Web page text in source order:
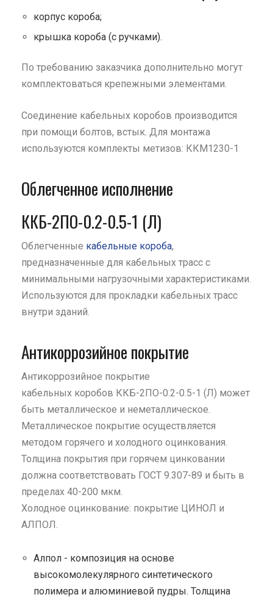
корпус короба;
крышка короба (с ручками).
По требованию заказчика дополнительно могут
комплектоваться крепежными элементами.
Соединение кабельных коробов производится
при помощи болтов, встык. Для монтажа
используются комплекты метизов: ККМ1230-1
Облегченное исполнение
ККБ-2ПО-0.2-0.5-1 (Л)
Облегченные кабельные короба,
предназначенные для кабельных трасс с
минимальными нагрузочными характеристиками.
Используются для прокладки кабельных трасс
внутри зданий.
Антикоррозийное покрытие
Антикоррозийное покрытие
кабельных коробов ККБ-2ПО-0.2-0.5-1 (Л) может
быть металлическое и неметаллическое.
Металлическое покрытие осуществляется
методом горячего и холодного оцинкования.
Толщина покрытия при горячем цинковании
должна соответствовать ГОСТ 9.307-89 и быть в
пределах 40-200 мкм.
Холодное оцинкование: покрытие ЦИНОЛ и
АЛПОЛ.
Алпол - композиция на основе
высокомолекулярного синтетического
полимера и алюминиевой пудры. Толщина